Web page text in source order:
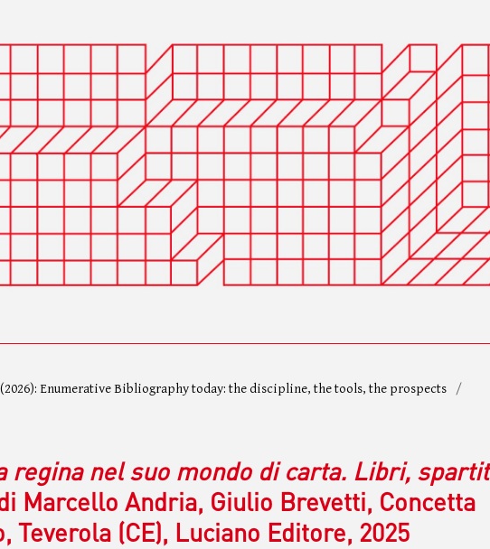
(2026): Enumerative Bibliography today: the discipline, the tools, the prospects
/
regina nel suo mondo di carta. Libri,
Marcello Andria, Giulio Brevetti, Concetta
Teverola (CE), Luciano Editore, 2025